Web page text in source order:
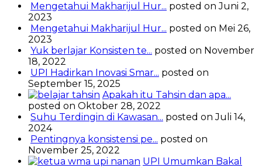
Mengetahui Makharijul Hur... posted on Juni 2,
2023
Mengetahui Makharijul Hur... posted on Mei 26,
2023
Yuk berlajar Konsisten te... posted on November
18, 2022
UPI Hadirkan Inovasi Smar... posted on
September 15, 2025
Apakah itu Tahsin dan apa...
posted on Oktober 28, 2022
Suhu Terdingin di Kawasan... posted on Juli 14,
2024
Pentingnya konsistensi pe... posted on
November 25, 2022
UPI Umumkan Bakal